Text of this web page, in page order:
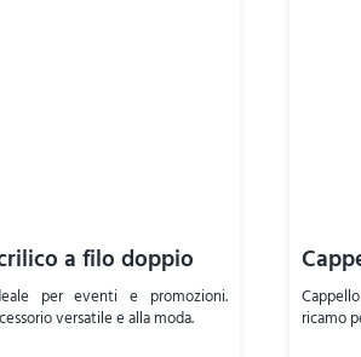
a filo doppio
per eventi e promozioni.
versatile e alla moda.
ricamo